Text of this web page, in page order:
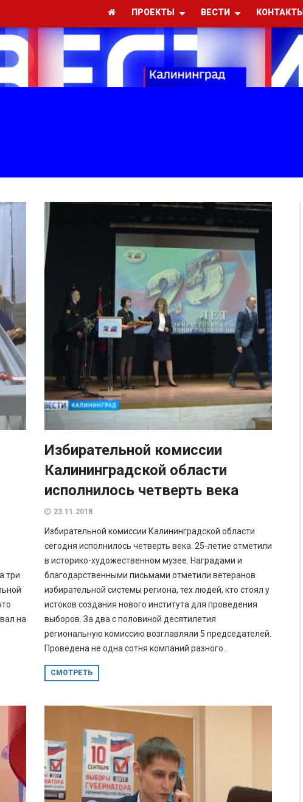
ПРОЕКТЫ ВЕСТИ КОНТАКТЫ
три
на
Избирательной комиссии
Калининградской области
исполнилось четверть века
23.11.2018
Избирательной комиссии Калининградской области
сегодня исполнилось четверть века. 25-летие отметили
в историко-художественном музее. Наградами и
благодарственными письмами отметили ветеранов
избирательной системы региона, тех людей, кто стоял у
истоков создания нового института для проведения
выборов. За два с половиной десятилетия
региональную комиссию возглавляли 5 председателей.
Проведена не одна сотня компаний разного...
СМОТРЕТЬ